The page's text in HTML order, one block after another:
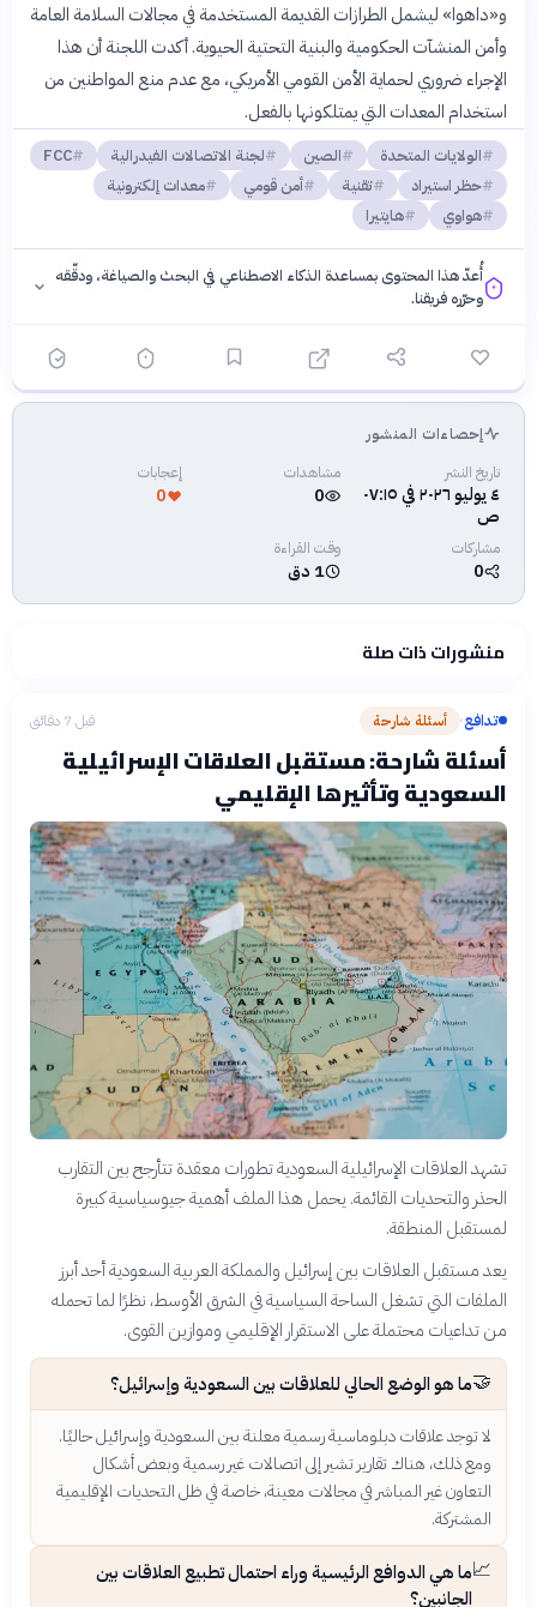
و«داهوا» ليشمل الطرازات القديمة المستخدمة في مجالات السلامة العامة
وأمن المنشآت الحكومية والبنية التحتية الحيوية. أكدت اللجنة أن هذا
الإجراء ضروري لحماية الأمن القومي الأمريكي، مع عدم منع المواطنين من
استخدام المعدات التي يمتلكونها بالفعل.
الولايات المتحدة الصين لجنة الاتصالات الفيدرالية
FCC
حظر استيراد
تقنية أمن قومي
معدات إلكترونية
هواوي
هايتيرا
أُعدّ هذا المحتوى بمساعدة الذكاء الاصطناعي في البحث والصياغة، ودقّقه
وحرّره فريقنا.
فلسفتنا المعرفية·سياسة الذكاء الاصطناعيإحصاءات المنشور
تاريخ النشر
٤ يوليو ٢٠٢٦ في ٠٧:١٥
ص
مشاهدات
0
إعجابات
0
مشاركات
0
وقت القراءة
1 دق
منشورات ذات صلة
تدافع› أسئلة شارحة قبل 7 دقائق
أسئلة شارحة: مستقبل العلاقات الإسرائيلية
السعودية وتأثيرها الإقليمي
تشهد العلاقات الإسرائيلية السعودية تطورات معقدة تتأرجح بين التقارب
الحذر والتحديات القائمة. يحمل هذا الملف أهمية جيوسياسية كبيرة
لمستقبل المنطقة.
يعد مستقبل العلاقات بين إسرائيل والمملكة العربية السعودية أحد أبرز
الملفات التي تشغل الساحة السياسية في الشرق الأوسط، نظرًا لما تحمله
من تداعيات محتملة على الاستقرار الإقليمي وموازين القوى.
🤝ما هو الوضع الحالي للعلاقات بين السعودية وإسرائيل؟
لا توجد علاقات دبلوماسية رسمية معلنة بين السعودية وإسرائيل حاليًا.
ومع ذلك، هناك تقارير تشير إلى اتصالات غير رسمية وبعض أشكال
التعاون غير المباشر في مجالات معينة، خاصة في ظل التحديات الإقليمية
المشتركة.
📈ما هي الدوافع الرئيسية وراء احتمال تطبيع العلاقات بين
الجانبين؟